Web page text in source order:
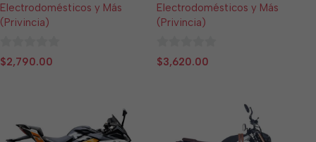
Electrodomésticos y Más
(Privincia)
0
$2,790.00
Electrodomésticos y Más
(Privincia)
0
$3,620.00